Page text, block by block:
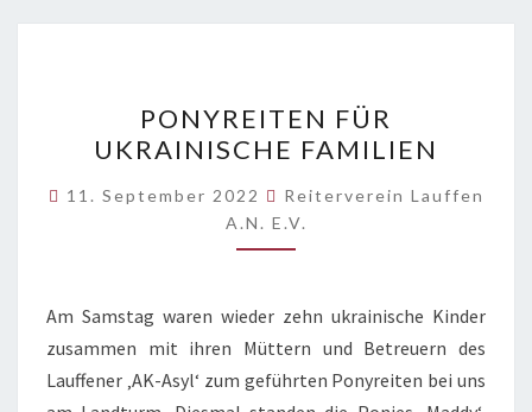
FÜR
UKRAINISCHE
FAMILIEN
PONYREITEN FÜR
UKRAINISCHE FAMILIEN
11. September 2022
Reiterverein Lauffen
A.N. E.V.
Am Samstag waren wieder zehn ukrainische Kinder
zusammen mit ihren Müttern und Betreuern des
Lauffener ‚AK-Asyl‘ zum geführten Ponyreiten bei uns